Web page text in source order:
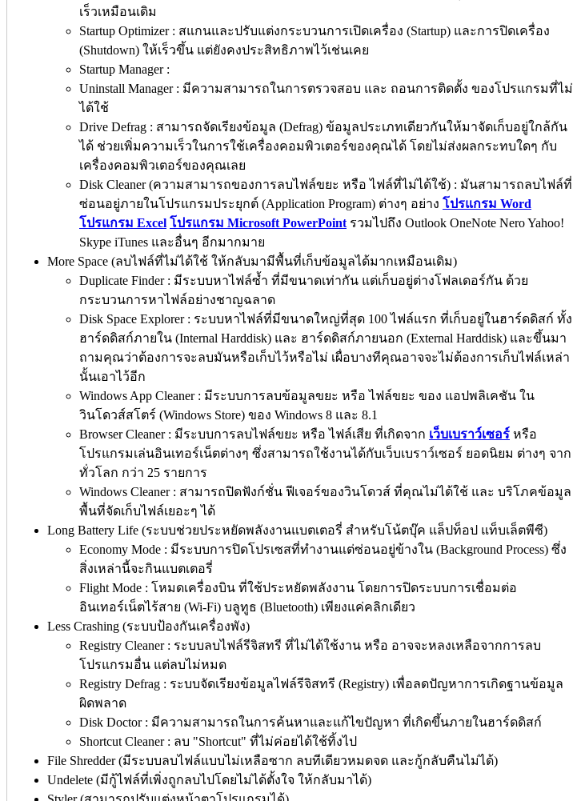
เร็วเหมือนเดิม
Startup Optimizer : สแกนและปรับแต่งกระบวนการเปิดเครื่อง (Startup) และการปิดเครื่อง
(Shutdown) ให้เร็วขึ้น แต่ยังคงประสิทธิภาพไว้เช่นเคย
Startup Manager :
Uninstall Manager : มีความสามารถในการตรวจสอบ และ ถอนการติดตั้ง ของโปรแกรมที่ไม่
ได้ใช้
Drive Defrag : สามารถจัดเรียงข้อมูล (Defrag) ข้อมูลประเภทเดียวกันให้มาจัดเก็บอยู่ใกล้กัน
ได้ ช่วยเพิ่มความเร็วในการใช้เครื่องคอมพิวเตอร์ของคุณได้ โดยไม่ส่งผลกระทบใดๆ กับ
เครื่องคอมพิวเตอร์ของคุณเลย
Disk Cleaner (ความสามารถของการลบไฟล์ขยะ หรือ ไฟล์ที่ไม่ได้ใช้) : มันสามารถลบไฟล์ที่
ซ่อนอยู่ภายในโปรแกรมประยุกต์ (Application Program) ต่างๆ อย่าง โปรแกรม Word
โปรแกรม Excel โปรแกรม Microsoft PowerPoint รวมไปถึง Outlook OneNote Nero Yahoo!
Skype iTunes และอื่นๆ อีกมากมาย
More Space (ลบไฟล์ที่ไม่ได้ใช้ ให้กลับมามีพื้นที่เก็บข้อมูลได้มากเหมือนเดิม)
Duplicate Finder : มีระบบหาไฟล์ซ้ำ ที่มีขนาดเท่ากัน แต่เก็บอยู่ต่างโฟลเดอร์กัน ด้วย
กระบวนการหาไฟล์อย่างชาญฉลาด
Disk Space Explorer : ระบบหาไฟล์ที่มีขนาดใหญ่ที่สุด 100 ไฟล์แรก ที่เก็บอยู่ในฮาร์ดดิสก์ ทั้ง
ฮาร์ดดิสก์ภายใน (Internal Harddisk) และ ฮาร์ดดิสก์ภายนอก (External Harddisk) และขึ้นมา
ถามคุณว่าต้องการจะลบมันหรือเก็บไว้หรือไม่ เผื่อบางทีคุณอาจจะไม่ต้องการเก็บไฟล์เหล่า
นั้นเอาไว้อีก
Windows App Cleaner : มีระบบการลบข้อมูลขยะ หรือ ไฟล์ขยะ ของ แอปพลิเคชัน ใน
วินโดวส์สโตร์ (Windows Store) ของ Windows 8 และ 8.1
Browser Cleaner : มีระบบการลบไฟล์ขยะ หรือ ไฟล์เสีย ที่เกิดจาก เว็บเบราว์เซอร์ หรือ
โปรแกรมเล่นอินเทอร์เน็ตต่างๆ ซึ่งสามารถใช้งานได้กับเว็บเบราว์เซอร์ ยอดนิยม ต่างๆ จาก
ทั่วโลก กว่า 25 รายการ
Windows Cleaner : สามารถปิดฟังก์ชั่น ฟีเจอร์ของวินโดวส์ ที่คุณไม่ได้ใช้ และ บริโภคข้อมูล
พื้นที่จัดเก็บไฟล์เยอะๆ ได้
Long Battery Life (ระบบช่วยประหยัดพลังงานแบตเตอรี่ สำหรับโน้ตบุ๊ค แล็ปท็อป แท็บเล็ตพีซี)
Economy Mode : มีระบบการปิดโปรเซสที่ทำงานแต่ซ่อนอยู่ข้างใน (Background Process) ซึ่ง
สิ่งเหล่านี้จะกินแบตเตอรี่
Flight Mode : โหมดเครื่องบิน ที่ใช้ประหยัดพลังงาน โดยการปิดระบบการเชื่อมต่อ
อินเทอร์เน็ตไร้สาย (Wi-Fi) บลูทูธ (Bluetooth) เพียงแค่คลิกเดียว
Less Crashing (ระบบป้องกันเครื่องพัง)
Registry Cleaner : ระบบลบไฟล์รีจิสทรี ที่ไม่ได้ใช้งาน หรือ อาจจะหลงเหลือจากการลบ
โปรแกรมอื่น แต่ลบไม่หมด
Registry Defrag : ระบบจัดเรียงข้อมูลไฟล์รีจิสทรี (Registry) เพื่อลดปัญหาการเกิดฐานข้อมูล
ผิดพลาด
Disk Doctor : มีความสามารถในการค้นหาและแก้ไขปัญหา ที่เกิดขึ้นภายในฮาร์ดดิสก์
Shortcut Cleaner : ลบ "Shortcut" ที่ไม่ค่อยได้ใช้ทิ้งไป
File Shredder (มีระบบลบไฟล์แบบไม่เหลือซาก ลบทีเดียวหมดจด และกู้กลับคืนไม่ได้)
Undelete (มีกู้ไฟล์ที่เพิ่งถูกลบไปโดยไม่ได้ตั้งใจ ให้กลับมาได้)